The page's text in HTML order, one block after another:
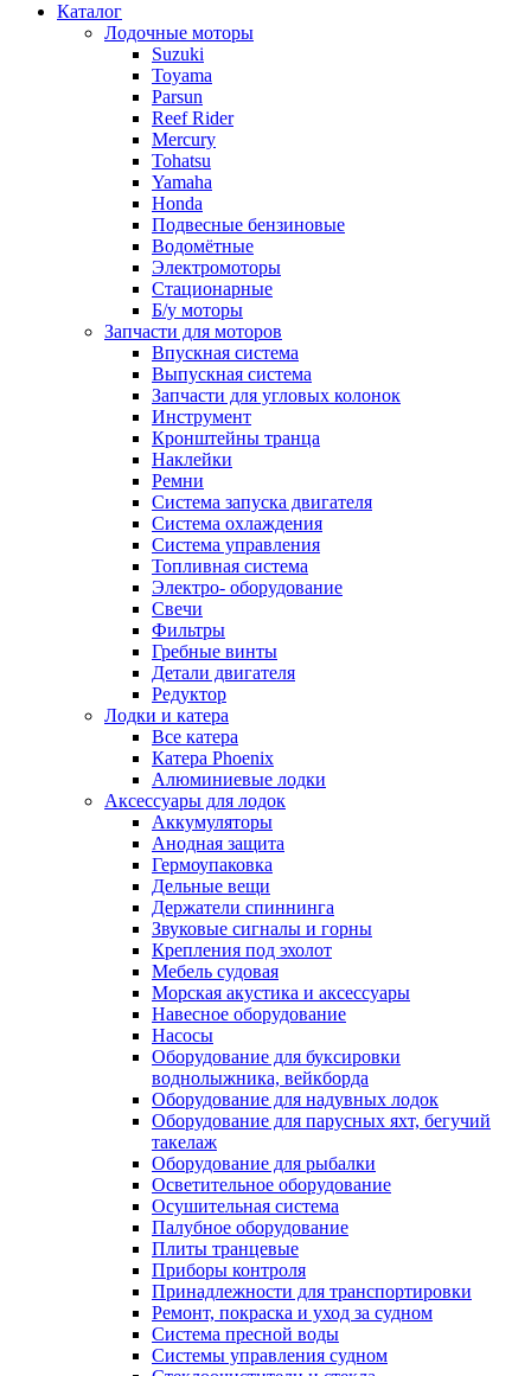
Каталог
Лодочные моторы
Suzuki
Toyama
Parsun
Reef Rider
Mercury
Tohatsu
Yamaha
Honda
Подвесные бензиновые
Водомётные
Электромоторы
Стационарные
Б/у моторы
Запчасти для моторов
Впускная система
Выпускная система
Запчасти для угловых колонок
Инструмент
Кронштейны транца
Наклейки
Ремни
Система запуска двигателя
Система охлаждения
Система управления
Топливная система
Электро- оборудование
Свечи
Фильтры
Гребные винты
Детали двигателя
Редуктор
Лодки и катера
Все катера
Катера Phoenix
Алюминиевые лодки
Аксессуары для лодок
Аккумуляторы
Анодная защита
Гермоупаковка
Дельные вещи
Держатели спиннинга
Звуковые сигналы и горны
Крепления под эхолот
Мебель судовая
Морская акустика и аксессуары
Навесное оборудование
Насосы
Оборудование для буксировки
воднолыжника, вейкборда
Оборудование для надувных лодок
Оборудование для парусных яхт, бегучий
такелаж
Оборудование для рыбалки
Осветительное оборудование
Осушительная система
Палубное оборудование
Плиты транцевые
Приборы контроля
Принадлежности для транспортировки
Ремонт, покраска и уход за судном
Система пресной воды
Системы управления судном